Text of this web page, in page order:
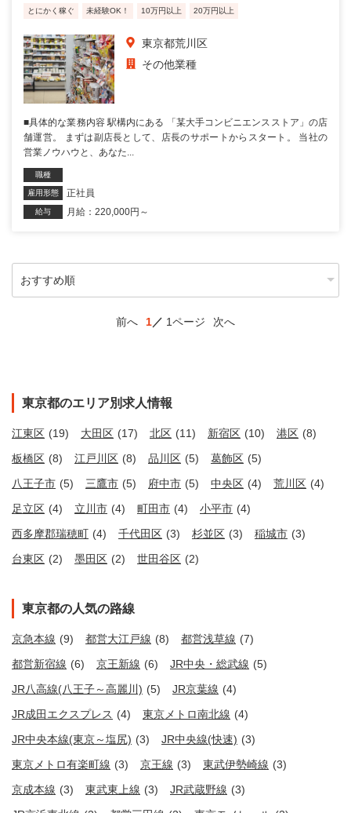
とにかく稼ぐ 未経験OK！ 10万円以上 20万円以上
東京都荒川区
その他業種
■具体的な業務内容 駅構内にある 「某大手コンビニエンスストア」の店
舗運営。 まずは副店長として、店長のサポートからスタート。 当社の
営業ノウハウと、あなた...
職種
雇用形態 正社員
給与 月給：220,000円～
前へ 1 1ページ 次へ
東京都のエリア別求人情報
江東区 (19) 大田区 (17) 北区 (11) 新宿区 (10) 港区 (8)
板橋区 (8) 江戸川区 (8) 品川区 (5) 葛飾区 (5)
八王子市 (5) 三鷹市 (5) 府中市 (5) 中央区 (4) 荒川区 (4)
足立区 (4) 立川市 (4) 町田市 (4) 小平市 (4)
西多摩郡瑞穂町 (4) 千代田区 (3) 杉並区 (3) 稲城市 (3)
台東区 (2) 墨田区 (2) 世田谷区 (2)
東京都の人気の路線
京急本線 (9) 都営大江戸線 (8) 都営浅草線 (7)
都営新宿線 (6) 京王新線 (6) JR中央・総武線 (5)
JR八高線(八王子～高麗川) (5) JR京葉線 (4)
JR成田エクスプレス (4) 東京メトロ南北線 (4)
JR中央本線(東京～塩尻) (3) JR中央線(快速) (3)
東京メトロ有楽町線 (3) 京王線 (3) 東武伊勢崎線 (3)
京成本線 (3) 東武東上線 (3) JR武蔵野線 (3)